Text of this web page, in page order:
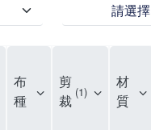
請選擇
布
種
剪
裁 1
材
質